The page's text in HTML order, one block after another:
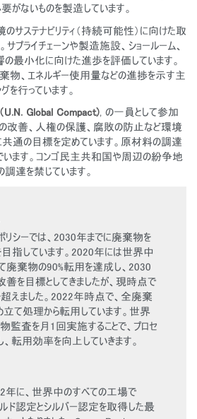
がないものを製造しています。
のサステナビリティ（持続可能性）に向けた取
プライチェーンや製造施設、ショールーム、
の最小化に向けた進歩を評価しています。
物、エネルギー使用量などの進捗を示す主
を行っています。
（U.N. Global Compact), の一員として参加
改善、人権の保護、腐敗の防止など環境
通の目標を定めています。原材料の調達
います。コンゴ民主共和国や周辺の紛争地
達を禁じています。
シーでは、2030年までに廃棄物を
目指しています。2020年には世界中
廃棄物の90%転用を達成し、2030
善を目標としてきましたが、現時点で
えました。2022年時点で、全廃棄
て処理から転用しています。世界
監査を月1回実施することで、プロセ
転用効率を向上していきます。
に、世界中のすべての工場で
ド認定とシルバー認定を取得した最